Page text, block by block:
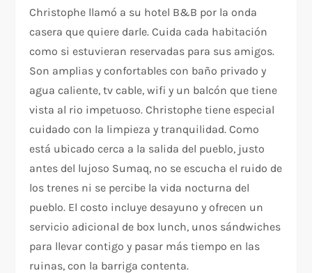
Christophe llamó a su hotel B&B por la onda
casera que quiere darle. Cuida cada habitación
como si estuvieran reservadas para sus amigos.
Son amplias y confortables con baño privado y
agua caliente, tv cable, wifi y un balcón que tiene
vista al rio impetuoso. Christophe tiene especial
cuidado con la limpieza y tranquilidad. Como
está ubicado cerca a la salida del pueblo, justo
antes del lujoso Sumaq, no se escucha el ruido de
los trenes ni se percibe la vida nocturna del
pueblo. El costo incluye desayuno y ofrecen un
servicio adicional de box lunch, unos sándwiches
para llevar contigo y pasar más tiempo en las
ruinas, con la barriga contenta.